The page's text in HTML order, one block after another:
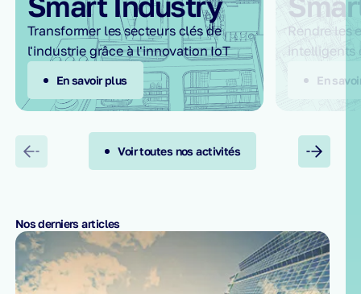
Transformer les secteurs clés de
l'industrie grâce à l'innovation IoT
En savoir plus
Rendre les
intelligents
En
Voir toutes nos activités
Nos derniers articles